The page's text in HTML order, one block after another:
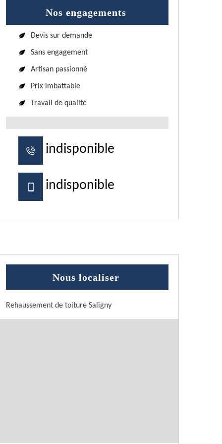
Nos engagements
Devis sur demande
Sans engagement
Artisan passionné
Prix imbattable
Travail de qualité
indisponible
indisponible
Nous localiser
Rehaussement de toiture Saligny